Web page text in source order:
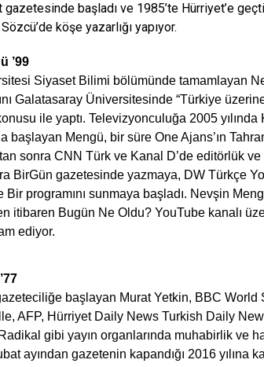
gazetesinde başladı ve 1985’te Hürriyet’e
köşe yazarlığı yapıyor.
’99
Siyaset Bilimi bölümünde tamamlayan
Galatasaray Üniversitesinde “Türkiye
ile yaptı. Televizyonculuğa 2005 yılında
başlayan Mengü, bir süre One Ajans’ın
sonra CNN Türk ve Kanal D’de editörlük ve
BirGün gazetesinde yazmaya, DW Türkçe
Bir programını sunmaya başladı. Nevşin
itibaren Bugün Ne Oldu? YouTube kanalı
ediyor.
’77
başlayan Murat Yetkin, BBC World
AFP, Hürriyet Daily News Turkish Daily
gibi yayın organlarında muhabirlik ve
ayından gazetenin kapandığı 2016 yılına